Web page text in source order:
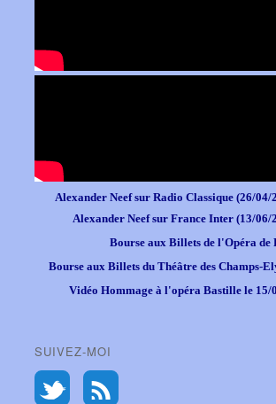
Alexander Neef sur Radio Classique (26/04/
Alexander Neef sur France Inter (13/06/
Bourse aux Billets de l'Opéra de
Bourse aux Billets du Théâtre des Champs-
Vidéo Hommage à l'opéra Bastille le 15/
SUIVEZ-MOI